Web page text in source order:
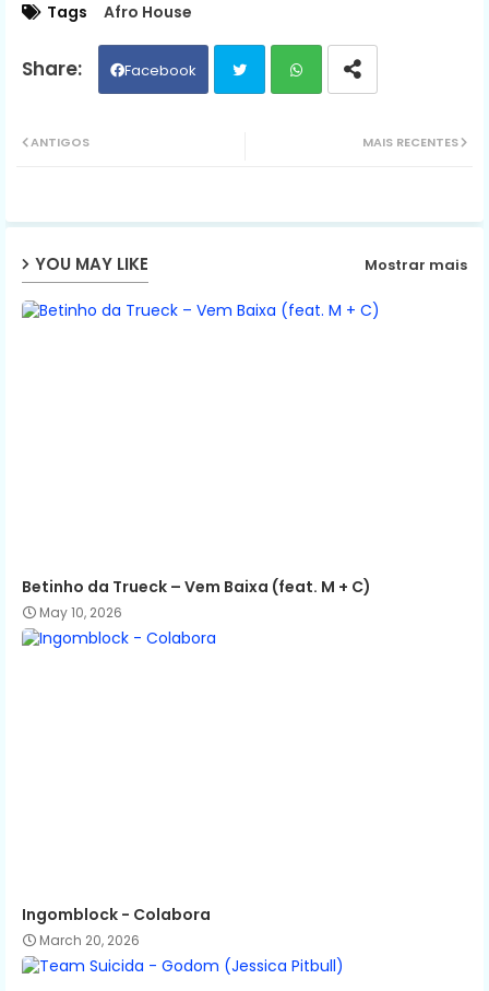
Tags Afro House
Facebook
ap
MAIS RECENTES
ANTIGOS
YOU MAY LIKE Mostrar mais
Betinho da Trueck – Vem Baixa (feat. M + C)
May 10, 2026
Ingomblock - Colabora
March 20, 2026